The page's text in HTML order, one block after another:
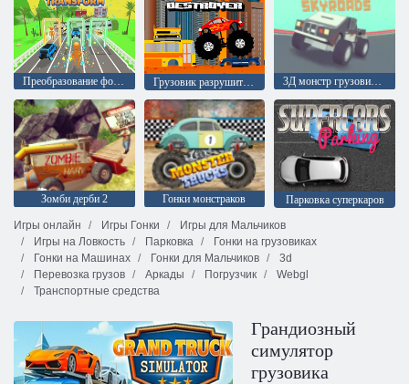
Преобразование формы Грузовик разрушитель 3Д монстр грузовик на воздушной трассе
Зомби дерби 2 Гонки монстраков
Парковка суперкаров
Игры онлайн
Игры Гонки
Игры для Мальчиков
Игры на Ловкость
Парковка
Гонки на грузовиках
Гонки на Машинах
Гонки для Мальчиков
3d
Перевозка грузов
Аркады Погрузчик
Webgl
Транспортные средства
Грандиозный
симулятор
грузовика